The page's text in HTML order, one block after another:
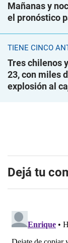
Mañanas y
el pronóstico
TIENE CINCO
Tres chilenos
23, con miles
explosión al
Dejá tu